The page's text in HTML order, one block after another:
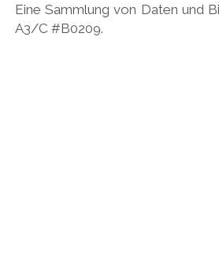
Eine Sammlung von Daten und
A3/C #B0209.